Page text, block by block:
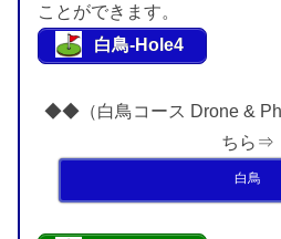
ことができます。
白鳥-Hole4
◆◆（白鳥コース Drone &
ちら⇒
白鳥